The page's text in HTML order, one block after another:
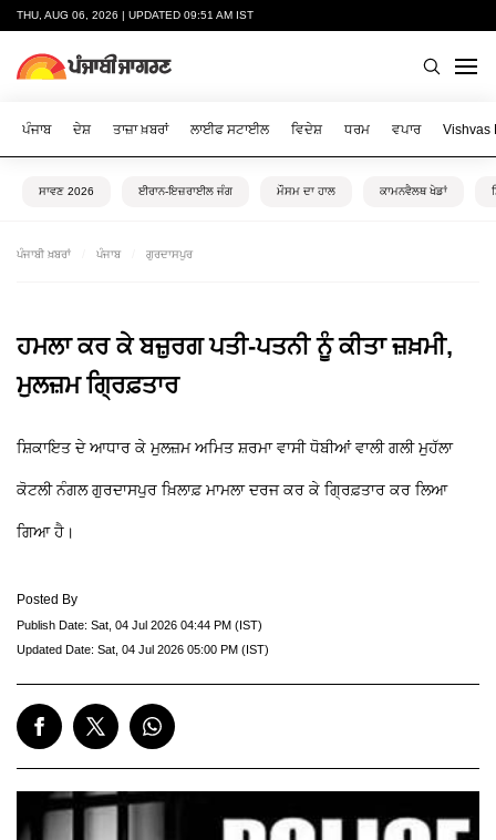
THU, AUG 06, 2026 | UPDATED 09:51 AM IST
ਪੰਜਾਬ ਦੇਸ਼ ਤਾਜ਼ਾ ਖ਼ਬਰਾਂ ਲਾਈਫ ਸਟਾਈਲ ਵਿਦੇਸ਼ ਧਰਮ ਵਪਾਰ Vishvas
ਸਾਵਣ 2026 ਈਰਾਨ-ਇਜ਼ਰਾਈਲ ਜੰਗ ਮੌਸਮ ਦਾ ਹਾਲ ਕਾਮਨਵੈਲਥ ਖੇਡਾਂ
ਪੰਜਾਬੀ ਖ਼ਬਰਾਂ ਪੰਜਾਬ ਗੁਰਦਾਸਪੁਰ
ਹਮਲਾ ਕਰ ਕੇ ਬਜ਼ੁਰਗ ਪਤੀ-ਪਤਨੀ ਨੂੰ ਕੀਤਾ ਜ਼ਖ਼ਮੀ,
ਮੁਲਜ਼ਮ ਗ੍ਰਿਫ਼ਤਾਰ
ਸ਼ਿਕਾਇਤ ਦੇ ਆਧਾਰ ਕੇ ਮੁਲਜ਼ਮ ਅਮਿਤ ਸ਼ਰਮਾ ਵਾਸੀ ਧੋਬੀਆਂ ਵਾਲੀ ਗਲੀ ਮੁਹੱਲਾ
ਕੋਟਲੀ ਨੰਗਲ ਗੁਰਦਾਸਪੁਰ ਖ਼ਿਲਾਫ਼ ਮਾਮਲਾ ਦਰਜ ਕਰ ਕੇ ਗ੍ਰਿਫ਼ਤਾਰ ਕਰ ਲਿਆ
ਗਿਆ ਹੈ।
Posted By
Publish Date: Sat, 04 Jul 2026 04:44 PM (IST)
Updated Date: Sat, 04 Jul 2026 05:00 PM (IST)